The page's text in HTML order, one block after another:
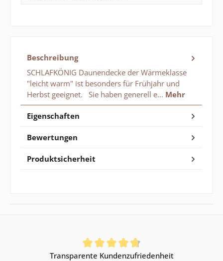
Beschreibung
SCHLAFKÖNIG Daunendecke der Wärmeklasse
"leicht warm" ist besonders für Frühjahr und
Herbst geeignet. Sie haben generell e… Mehr
Eigenschaften
Bewertungen
Produktsicherheit
Durchschnittliche Bewertung von 4.85 von 5 Sternen
Transparente Kundenzufriedenheit